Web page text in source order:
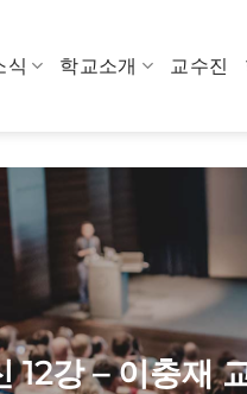
식 학교소개 교수진
12강 – 이충재